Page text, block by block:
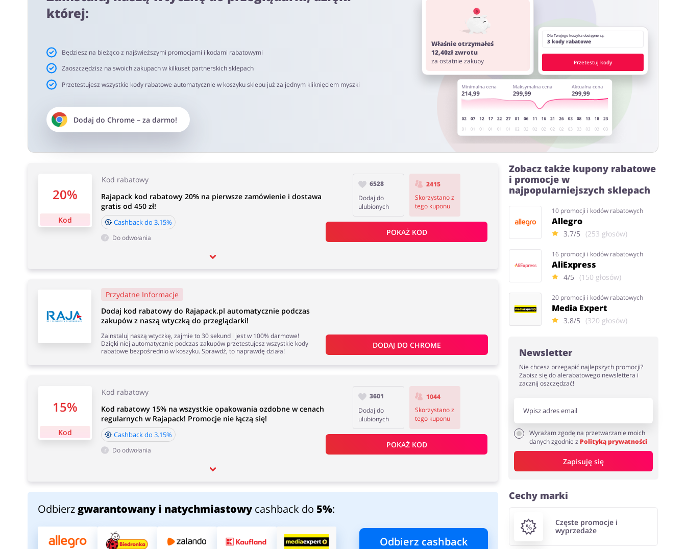
netto. Rekomendujemy korzystanie z wtyczki alerabat.com. Pamiętaj aby przed zakupem wyłączyć AdBlock oraz aby nie korzystać z innych stron lub rozszerzeń do przeglądarki
oferujących kody rabatowe lub cashback.
Czas akceptacji cashback:
Średni czas akceptacji Cashback w Rajapack.pl wynosi od 40 do 90 dni.
której:
Będziesz na bieżąco z najświeższymi promocjami i kodami rabatowymi
Zaoszczędzisz na swoich zakupach w kilkuset partnerskich sklepach
Przetestujesz wszystkie kody rabatowe automatycznie w koszyku sklepu już za jednym kliknięciem myszki
Dodaj do Chrome– za darmo!
Właśnie otrzymałeś
12,40zł zwrotu
za ostatnie zakupy
Dla Twojego koszyka dostępne są:
3 kody rabatowe
Przetestuj kody
20%
Kod
Kod rabatowy
Rajapack kod rabatowy 20% na pierwsze zamówienie i dostawa
gratis od 450 zł!
Cashback do 3.15%
Do odwołania
6528
Dodaj do
ulubionych
2415
Skorzystano z
tego kuponu
POKAŻ KOD
15%
Kod
Kod rabatowy
Kod rabatowy 15% na wszystkie opakowania ozdobne w cenach
regularnych w Rajapack! Promocje nie łączą się!
Cashback do 3.15%
Do odwołania
3601
Dodaj do
ulubionych
1044
Skorzystano z
tego kuponu
POKAŻ KOD
Przydatne Informacje
Dodaj kod rabatowy do Rajapack.pl automatycznie podczas
zakupów z naszą wtyczką do przeglądarki!
Zainstaluj naszą wtyczkę, zajmie to 30 sekund i jest w 100% darmowe!
Dzięki niej automatycznie podczas zakupów przetestujesz wszystkie kody
rabatowe bezpośrednio w koszyku. Sprawdź, to naprawdę działa!
DODAJ DO CHROME
Odbierz gwarantowany i natychmiastowycashback do 5%:
Odbierz cashback
Zobacz także kupony rabatowe
i promocje w
najpopularniejszych sklepach
10 promocji i kodów rabatowych
Allegro
3.7/5 (253 głosów)
16 promocji i kodów rabatowych
AliExpress
4/5 (150 głosów)
20 promocji i kodów rabatowych
Media Expert
3.8/5 (320 głosów)
Newsletter
Nie chcesz przegapić najlepszych promocji?
Zapisz się do alerabatowego newslettera i
zacznij oszczędzać!
Wyrażam zgodę na przetwarzanie moich
danych zgodnie z Polityką prywatności
Zapisuję się
Cechy marki
Częste promocje i
wyprzedaże